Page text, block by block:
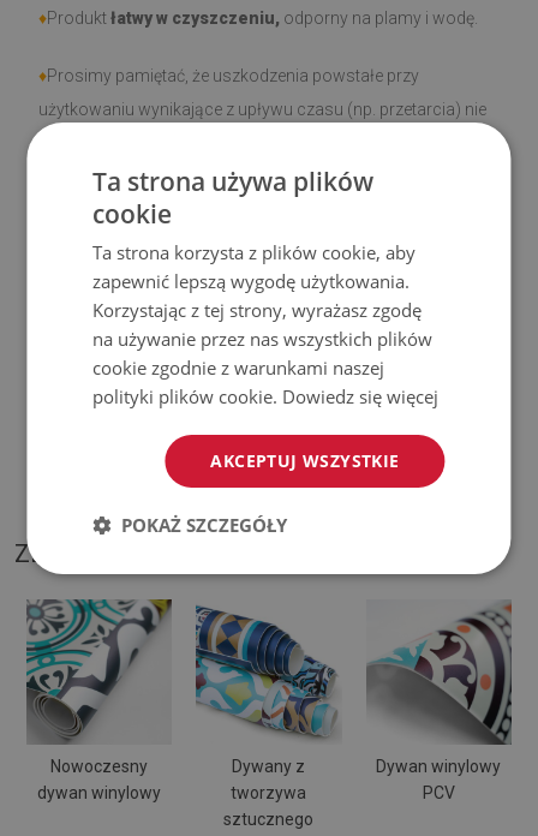
♦Produktłatwy w czyszczeniu, odporny na plamy i wodę.
♦Prosimy pamiętać, że uszkodzenia powstałe przy
użytkowaniu wynikające z upływu czasu (np. przetarcia) nie
Jak dbać o produkt?
Czyść wilgotną szmatką —nie używaj silnych środków
chemicznych.
Regularnie wietrz dolną warstwę dywanu.
Mata jest przeznaczona do użytku natwardej
. Po umieszczeniu na miękkiej powierzchni
może się wyginać i przesuwać.
ZDJĘCIA NASZEGO PRODUKTU
Nowoczesny
dywan winylowy
Dywany z
tworzywa
sztucznego
Dywan winylowy
PCV
Ta strona używa plików
cookie
Ta strona korzysta z plików cookie, aby
zapewnić lepszą wygodę użytkowania.
Korzystając z tej strony, wyrażasz zgodę
na używanie przez nas wszystkich plików
cookie zgodnie z warunkami naszej
polityki plików cookie. Dowiedz się więcej
AKCEPTUJ WSZYSTKIE
POKAŻ SZCZEGÓŁY